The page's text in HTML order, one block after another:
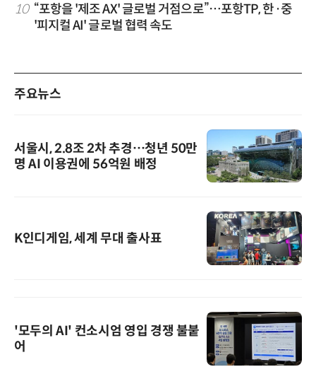
10 “포항을 '제조 AX' 글로벌 거점으로”…포항TP, 한·중
'피지컬 AI' 글로벌 협력 속도
주요뉴스
서울시, 2.8조 2차 추경…청년 50만
명 AI 이용권에 56억원 배정
K인디게임, 세계 무대 출사표
'모두의 AI' 컨소시엄 영입 경쟁 불붙
어